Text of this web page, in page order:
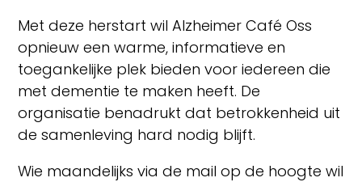
Met deze herstart wil Alzheimer Café Oss
opnieuw een warme, informatieve en
toegankelijke plek bieden voor iedereen die
met dementie te maken heeft. De
organisatie benadrukt dat betrokkenheid uit
de samenleving hard nodig blijft.
Wie maandelijks via de mail op de hoogte wil